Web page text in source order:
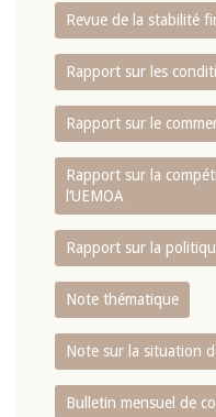
Revue de la stabilité
Rapport sur les
Rapport sur le
Rapport sur la
l‘UEMOA
Rapport sur la
Note thématique
Note sur la situation
Bulletin mensuel de